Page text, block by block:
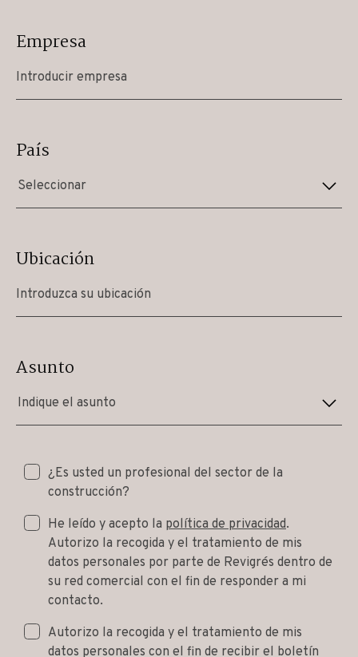
Empresa
País
Seleccionar
Ubicación
Asunto
Indique el asunto
¿Es usted un profesional del sector de la
construcción?
He leído y acepto la política de privacidad.
Autorizo la recogida y el tratamiento de mis
datos personales por parte de Revigrés dentro de
su red comercial con el fin de responder a mi
contacto.
Autorizo la recogida y el tratamiento de mis
datos personales con el fin de recibir el boletín